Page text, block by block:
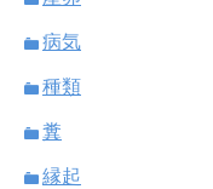
病気
種類
糞
縁起